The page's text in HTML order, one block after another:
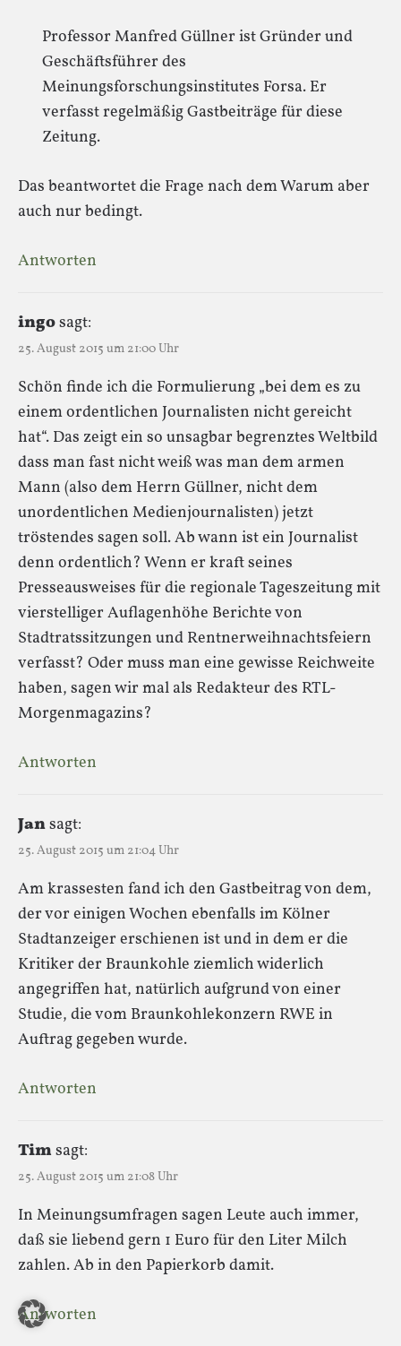
Professor Manfred Güllner ist Gründer und
Geschäftsführer des
Meinungsforschungsinstitutes Forsa. Er
verfasst regelmäßig Gastbeiträge für diese
Zeitung.
Das beantwortet die Frage nach dem Warum aber
auch nur bedingt.
Antworten
ingosagt:
25. August 2015 um 21:00 Uhr
Schön finde ich die Formulierung „bei dem es zu
einem ordentlichen Journalisten nicht gereicht
hat“. Das zeigt ein so unsagbar begrenztes Weltbild
dass man fast nicht weiß was man dem armen
Mann (also dem Herrn Güllner, nicht dem
unordentlichen Medienjournalisten) jetzt
tröstendes sagen soll. Ab wann ist ein Journalist
denn ordentlich? Wenn er kraft seines
Presseausweises für die regionale Tageszeitung mit
vierstelliger Auflagenhöhe Berichte von
Stadtratssitzungen und Rentnerweihnachtsfeiern
verfasst? Oder muss man eine gewisse Reichweite
haben, sagen wir mal als Redakteur des RTL-
Morgenmagazins?
Antworten
Jansagt:
25. August 2015 um 21:04 Uhr
Am krassesten fand ich den Gastbeitrag von dem,
der vor einigen Wochen ebenfalls im Kölner
Stadtanzeiger erschienen ist und in dem er die
Kritiker der Braunkohle ziemlich widerlich
angegriffen hat, natürlich aufgrund von einer
Studie, die vom Braunkohlekonzern RWE in
Auftrag gegeben wurde.
Antworten
Timsagt:
25. August 2015 um 21:08 Uhr
In Meinungsumfragen sagen Leute auch immer,
daß sie liebend gern 1 Euro für den Liter Milch
zahlen. Ab in den Papierkorb damit.
Antworten